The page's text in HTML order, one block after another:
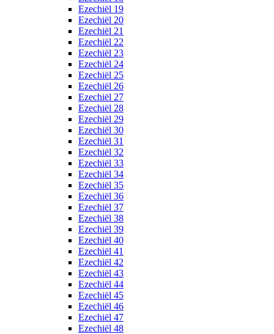
Ezechiël 19
Ezechiël 20
Ezechiël 21
Ezechiël 22
Ezechiël 23
Ezechiël 24
Ezechiël 25
Ezechiël 26
Ezechiël 27
Ezechiël 28
Ezechiël 29
Ezechiël 30
Ezechiël 31
Ezechiël 32
Ezechiël 33
Ezechiël 34
Ezechiël 35
Ezechiël 36
Ezechiël 37
Ezechiël 38
Ezechiël 39
Ezechiël 40
Ezechiël 41
Ezechiël 42
Ezechiël 43
Ezechiël 44
Ezechiël 45
Ezechiël 46
Ezechiël 47
Ezechiël 48